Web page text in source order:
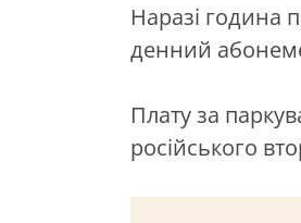
Наразі година
денний
Плату за
російського